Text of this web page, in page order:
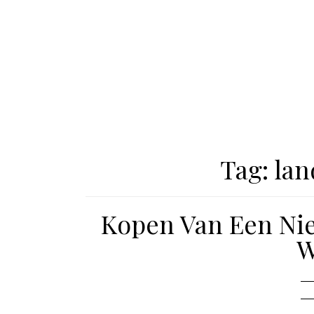
Tag:
Kopen Van Een